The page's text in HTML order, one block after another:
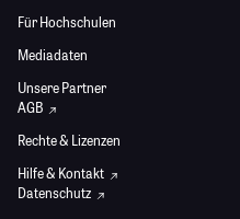
Für Hochschulen
Mediadaten
Unsere Partner
AGB
Rechte & Lizenzen
Hilfe & Kontakt
Datenschutz